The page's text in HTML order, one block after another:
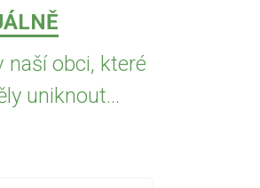
naší obci, které
uniknout...